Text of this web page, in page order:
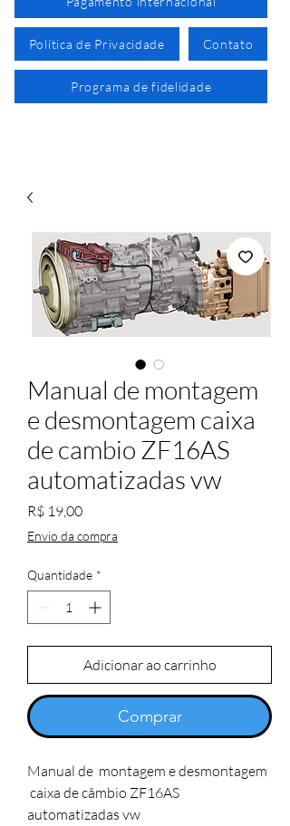
Política de Privacidade Contato
Programa de fidelidade
Manual de montagem
e desmontagem caixa
de cambio ZF16AS
automatizadas vw
R$ 19,00Preço
Envio da compra
Quantidade *
Adicionar ao carrinho
Comprar
Manual de  montagem e desmontagem
caixa de câmbio ZF16AS
automatizadas vw